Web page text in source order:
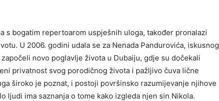
s bogatim repertoarom uspješnih uloga, također pronalazi
U 2006. godini udala se za Nenada Pandurovića, iskusnog
novo poglavlje života u Dubaiju, gdje su dočekali
privatnost svog porodičnog života i pažljivo čuva lične
široko je poznat, i postoji površinsko razumijevanje njihove
ljudi ima saznanja o tome kako izgleda njen sin Nikola.